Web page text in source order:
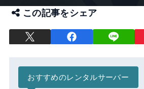
この記事をシェア
おすすめのレンタルサーバー